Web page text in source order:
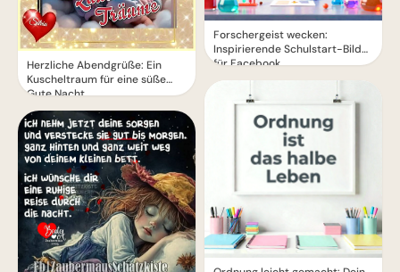
Herzliche Abendgrüße: Ein
Kuscheltraum für eine süße
Gute Nacht
Forschergeist wecken:
Inspirierende Schulstart-Bilder
für Facebook